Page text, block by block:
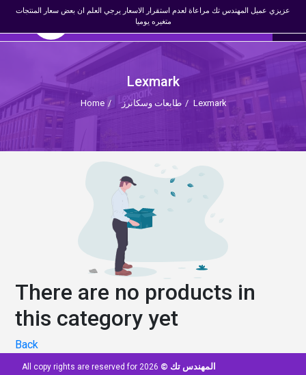
عزيزي عميل المهندس تك مراعاة لعدم استقرار الاسعار يرجي العلم ان بعض سعار المنتجات
متغيره يوميا
☰ المهندس تك × EN
Register
Login
Lexmark
Home / طابعات وسكانرز / Lexmark
There are no products in
this category yet
Back
All copy rights are reserved for المهندس تك © 2026